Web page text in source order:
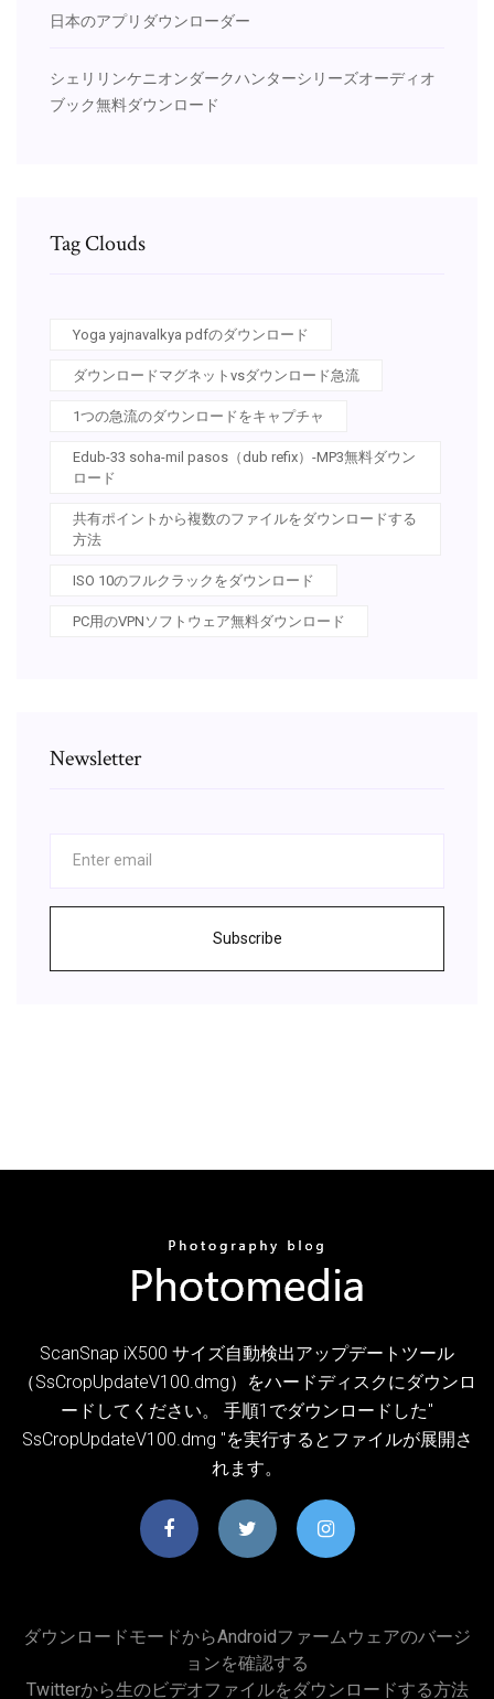
日本のアプリダウンローダー
シェリリンケニオンダークハンターシリーズオーディオ
ブック無料ダウンロード
Tag Clouds
Yoga yajnavalkya pdfのダウンロード
ダウンロードマグネットvsダウンロード急流
1つの急流のダウンロードをキャプチャ
Edub-33 soha-mil pasos（dub refix）-MP3無料ダウン
ロード
共有ポイントから複数のファイルをダウンロードする
方法
ISO 10のフルクラックをダウンロード
PC用のVPNソフトウェア無料ダウンロード
Newsletter
Subscribe
ScanSnap iX500 サイズ自動検出アップデートツール
（SsCropUpdateV100.dmg）をハードディスクにダウンロ
ードしてください。 手順1でダウンロードした"
SsCropUpdateV100.dmg "を実行するとファイルが展開さ
れます。
ダウンロードモードからAndroidファームウェアのバージ
ョンを確認する
Twitterから生のビデオファイルをダウンロードする方法